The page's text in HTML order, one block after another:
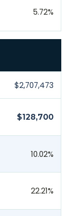
5.72%
$2,707,473
$128,700
10.02%
22.21%